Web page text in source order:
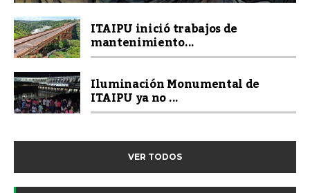
ITAIPU inició trabajos de
mantenimiento...
Iluminación Monumental de
ITAIPU ya no ...
VER TODOS